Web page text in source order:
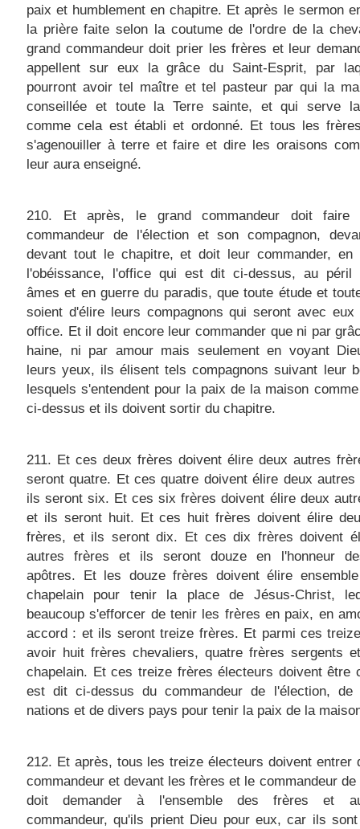
paix et humblement en chapitre. Et après le sermon
la prière faite selon la coutume de l'ordre de la
grand commandeur doit prier les frères et leur
appellent sur eux la grâce du Saint-Esprit, par
pourront avoir tel maître et tel pasteur par qui la
conseillée et toute la Terre sainte, et qui serve
comme cela est établi et ordonné. Et tous les
s'agenouiller à terre et faire et dire les oraisons
leur aura enseigné.
210. Et après, le grand commandeur doit faire
commandeur de l'élection et son compagnon,
devant tout le chapitre, et doit leur commander, en
l'obéissance, l'office qui est dit ci-dessus, au péril
âmes et en guerre du paradis, que toute étude et
soient d'élire leurs compagnons qui seront avec eux
office. Et il doit encore leur commander que ni par
haine, ni par amour mais seulement en voyant
leurs yeux, ils élisent tels compagnons suivant leur
lesquels s'entendent pour la paix de la maison
ci-dessus et ils doivent sortir du chapitre.
211. Et ces deux frères doivent élire deux autres
seront quatre. Et ces quatre doivent élire deux
ils seront six. Et ces six frères doivent élire deux
et ils seront huit. Et ces huit frères doivent élire
frères, et ils seront dix. Et ces dix frères doivent
autres frères et ils seront douze en l'honneur
apôtres. Et les douze frères doivent élire
chapelain pour tenir la place de Jésus-Christ,
beaucoup s'efforcer de tenir les frères en paix, en
accord : et ils seront treize frères. Et parmi ces
avoir huit frères chevaliers, quatre frères sergents
chapelain. Et ces treize frères électeurs doivent être
est dit ci-dessus du commandeur de l'élection, de
nations et de divers pays pour tenir la paix de la
212. Et après, tous les treize électeurs doivent entrer
commandeur et devant les frères et le commandeur de
doit demander à l'ensemble des frères et
commandeur, qu'ils prient Dieu pour eux, car ils